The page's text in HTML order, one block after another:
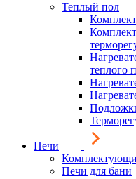
Теплый пол
теплого
Печи
Печи для бани